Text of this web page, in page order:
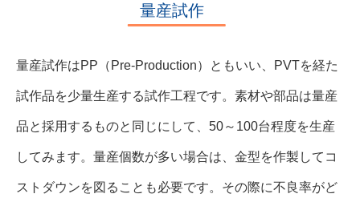
量産試作
量産試作はPP（Pre-Production）ともいい、PVTを経た
試作品を少量生産する試作工程です。素材や部品は量産
品と採用するものと同じにして、50～100台程度を生産
してみます。量産個数が多い場合は、金型を作製してコ
ストダウンを図ることも必要です。その際に不良率がど